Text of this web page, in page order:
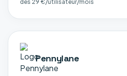
dès 29 €/utilisateur/mois
Pennylane